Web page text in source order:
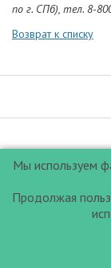
по г. СПб), тел. 8-
Возврат к списку
Мы используем
Продолжая